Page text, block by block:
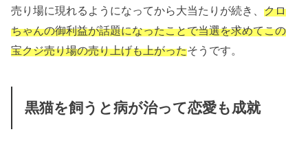
売り場に現れるようになってから大当たりが続き、クロ
ちゃんの御利益が話題になったことで当選を求めてこの
宝クジ売り場の売り上げも上がったそうです。
黒猫を飼うと病が治って恋愛も成就